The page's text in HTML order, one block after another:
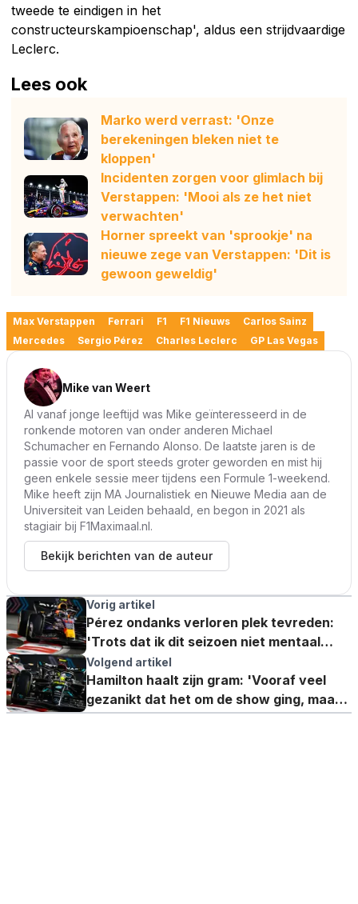
tweede te eindigen in het
constructeurskampioenschap', aldus een strijdvaardige
Leclerc.
Lees ook
Marko werd verrast: 'Onze
berekeningen bleken niet te
kloppen'
Incidenten zorgen voor glimlach bij
Verstappen: 'Mooi als ze het niet
verwachten'
Horner spreekt van 'sprookje' na
nieuwe zege van Verstappen: 'Dit is
gewoon geweldig'
Max Verstappen Ferrari F1 F1 Nieuws
Carlos Sainz
Mercedes
Sergio Pérez Charles Leclerc GP Las Vegas
Mike van Weert
Al vanaf jonge leeftijd was Mike geïnteresseerd in de
ronkende motoren van onder anderen Michael
Schumacher en Fernando Alonso. De laatste jaren is de
passie voor de sport steeds groter geworden en mist hij
geen enkele sessie meer tijdens een Formule 1-weekend.
Mike heeft zijn MA Journalistiek en Nieuwe Media aan de
Universiteit van Leiden behaald, en begon in 2021 als
stagiair bij F1Maximaal.nl.
Bekijk berichten van de auteur
Vorig artikel
Pérez ondanks verloren plek tevreden:
'Trots dat ik dit seizoen niet mentaal
gebroken ben'
Volgend artikel
Hamilton haalt zijn gram: 'Vooraf veel
gezanikt dat het om de show ging, maar
Las Vegas bewijst ongelijk'